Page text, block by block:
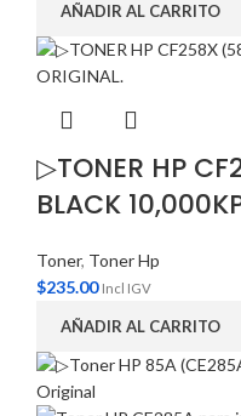
AÑADIR AL CARRITO
▷TONER HP
BLACK
Toner, Toner Hp
$235.00 Incl IGV
AÑADIR AL CARRITO